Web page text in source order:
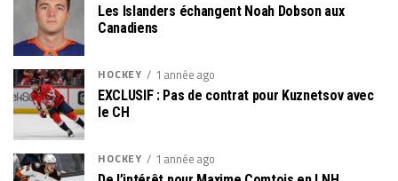
Les Islanders échangent Noah Dobson aux
Canadiens
HOCKEY 1 année ago
EXCLUSIF : Pas de contrat pour Kuznetsov avec
le CH
HOCKEY 1 année ago